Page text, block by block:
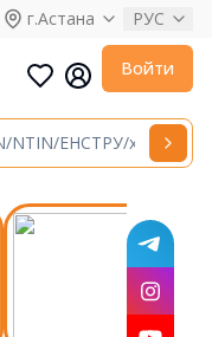
г.Астана РУС
Войти